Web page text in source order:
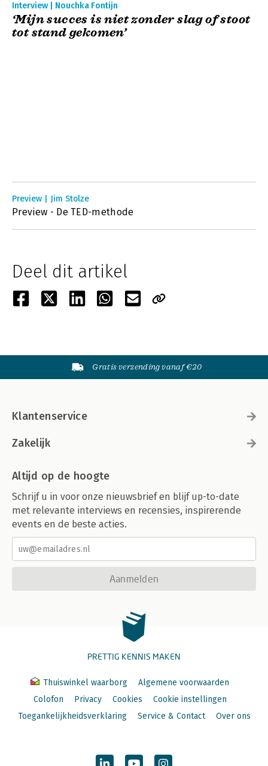
Interview | Nouchka Fontijn
‘Mijn succes is niet zonder slag of stoot
tot stand gekomen’
Preview | Jim Stolze
Preview - De TED-methode
Deel dit artikel
Gratis verzending vanaf €20
Klantenservice
Zakelijk
Altijd op de hoogte
Schrijf u in voor onze nieuwsbrief en blijf up-to-date
met relevante interviews en recensies, inspirerende
events en de beste acties.
Aanmelden
PRETTIG KENNIS MAKEN
Thuiswinkel waarborg
Algemene voorwaarden
Colofon
Privacy Cookies
Cookie instellingen
Toegankelijkheidsverklaring
Service & Contact Over ons